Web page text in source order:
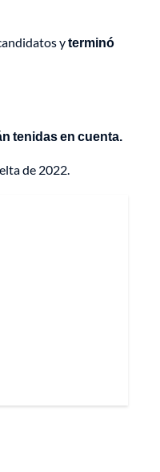
yterminó
tenidas en cuenta.
de 2022.